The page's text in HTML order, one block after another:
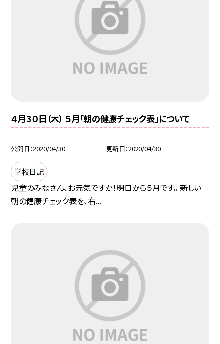
４月３０日（木） ５月「朝の健康チェック表」について
公開日 2020/04/30 更新日 2020/04/30
学校日記
児童のみなさん、お元気ですか！明日から５月です。 新しい
朝の健康チェック表を、右...